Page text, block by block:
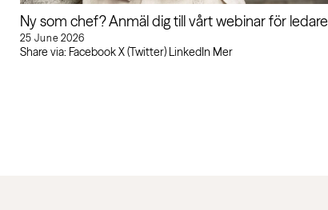
Ny som chef? Anmäl dig till vårt webinar för ledare
25 June 2026
Share via: Facebook X (Twitter) LinkedIn Mer